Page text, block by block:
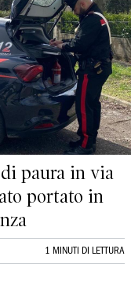
paura in via
portato in
1 MINUTI DI LETTURA